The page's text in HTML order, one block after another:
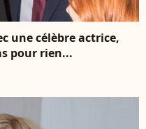
une célèbre actrice,
pour rien...